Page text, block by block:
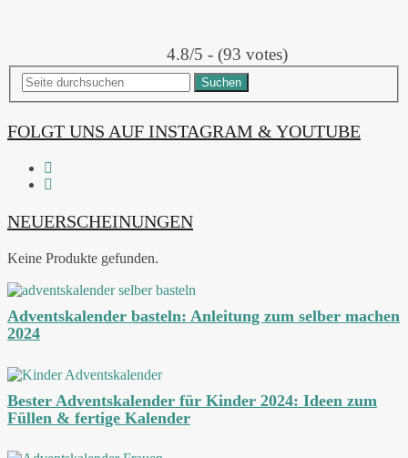
4.8/5 - (93 votes)
Suchen
FOLGT UNS AUF INSTAGRAM & YOUTUBE
NEUERSCHEINUNGEN
Keine Produkte gefunden.
Adventskalender basteln: Anleitung zum selber machen
2024
Bester Adventskalender für Kinder 2024: Ideen zum
Füllen & fertige Kalender